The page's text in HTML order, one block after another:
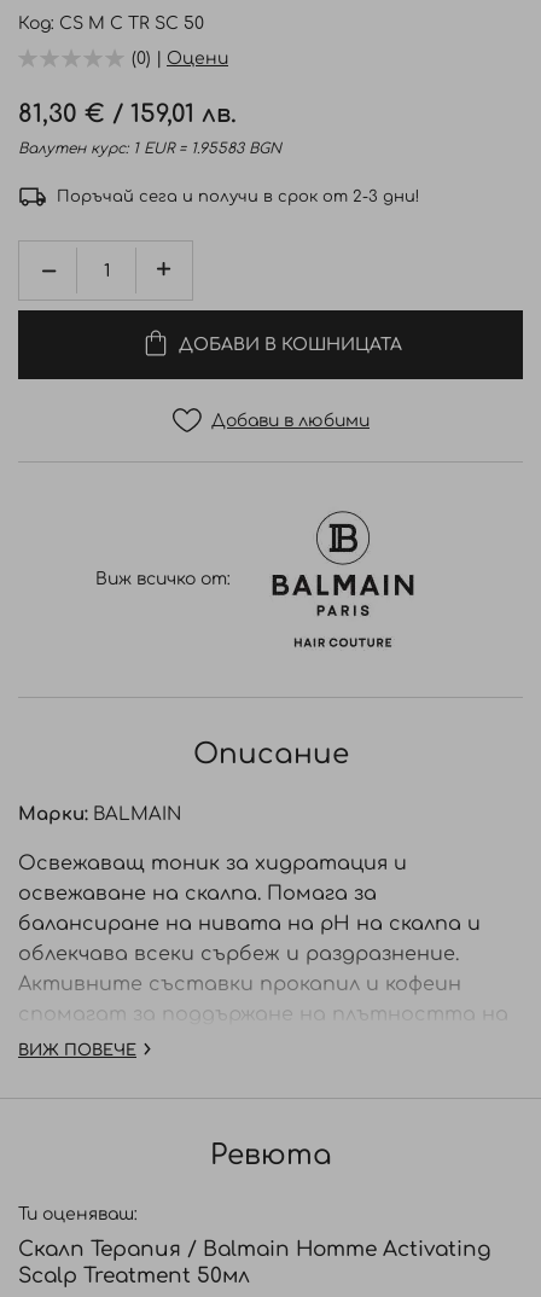
със
Код CS M C TR SC 50
(0) | Оцени
81,30 € / 159,01 лв.
Валутен курс: 1 EUR = 1.95583 BGN
Поръчай сега и получи в срок от 2-3 дни!
ДОБАВИ В КОШНИЦАТА
Добави в любими
Виж всичко от:
Описание
Марки: BALMAIN
Освежаващ тоник за хидратация и
освежаване на скалпа. Помага за
балансиране на нивата на pH на скалпа и
облекчава всеки сърбеж и раздразнение.
Активните съставки прокапил и кофеин
спомагат за поддържане на плътността на
косата и стимулират растежа й.
стимулирате притока на кръв.
растежа на косата и я прави по-здрава.
Начин на употреба:Нанесете върху сух и
чист скалп. За начален косопад веднъж на
ВИЖ ПОВЕЧЕ
Ревюта
Ти оценяваш:
Скалп Терапия / Balmain Homme Activating
Scalp Treatment 50мл